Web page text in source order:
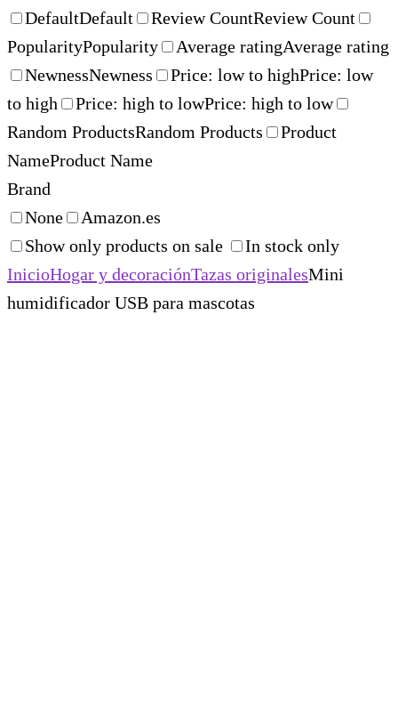
DefaultDefault Review CountReview Count
PopularityPopularity Average ratingAverage rating
NewnessNewness Price: low to highPrice: low
to high
Price: high to lowPrice: high to low
Random ProductsRandom Products
Product
NameProduct Name
Brand
None
Amazon.es
Show only products on sale
In stock only
InicioHogar y decoraciónTazas originalesMini
humidificador USB para mascotas